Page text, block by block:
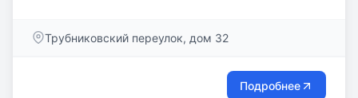
приобретая опыт и творчески развиваясь в Lancman
Трубниковский переулок, дом 32
Подробнее